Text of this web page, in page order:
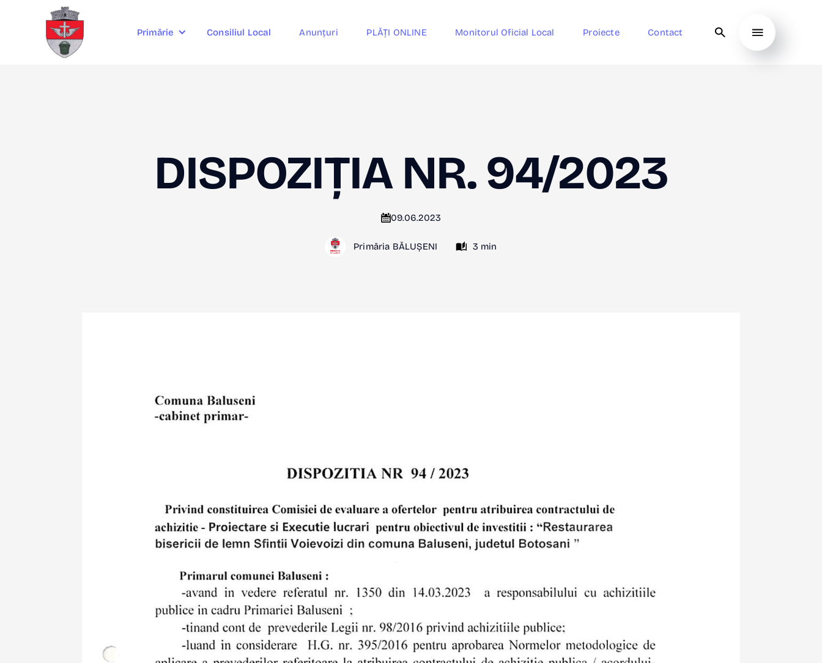
Primărie Consiliul Local Anunțuri PLĂȚI ONLINE Monitorul Oficial Local Proiecte Contact
DISPOZIȚIA NR. 94/2023
09.06.2023
Primăria BĂLUȘENI 3 min